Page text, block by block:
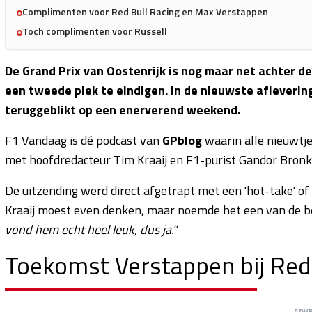
Complimenten voor Red Bull Racing en Max Verstappen
Toch complimenten voor Russell
De Grand Prix van Oostenrijk is nog maar net achter
een tweede plek te eindigen. In de nieuwste
teruggeblikt op een enerverend weekend.
F1 Vandaag is dé podcast vanGPblogwaarin alle
met hoofdredacteur Tim Kraaij en F1-purist Gandor
De uitzending werd direct afgetrapt met een 'hot-take' of
Kraaij moest even denken, maar noemde het een van
vond hem echt heel leuk, dus ja."
Toekomst Verstappen bij